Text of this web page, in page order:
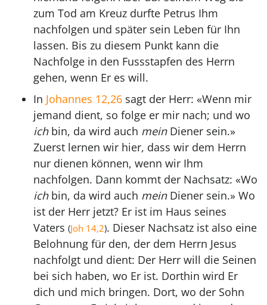
zum Tod am Kreuz durfte Petrus Ihm
nachfolgen und später sein Leben für Ihn
lassen. Bis zu diesem Punkt kann die
Nachfolge in den Fussstapfen des Herrn
gehen, wenn Er es will.
In Johannes 12,26 sagt der Herr: «Wenn mir
jemand dient, so folge er mir nach; und wo
ichbin, da wird auch meinDiener sein.»
Zuerst lernen wir hier, dass wir dem Herrn
nur dienen können, wenn wir Ihm
nachfolgen. Dann kommt der Nachsatz: «Wo
ichbin, da wird auch meinDiener sein.» Wo
ist der Herr jetzt? Er ist im Haus seines
Vaters (Joh 14,2). Dieser Nachsatz ist also eine
Belohnung für den, der dem Herrn Jesus
nachfolgt und dient: Der Herr will die Seinen
bei sich haben, wo Er ist. Dorthin wird Er
dich und mich bringen. Dort, wo der Sohn